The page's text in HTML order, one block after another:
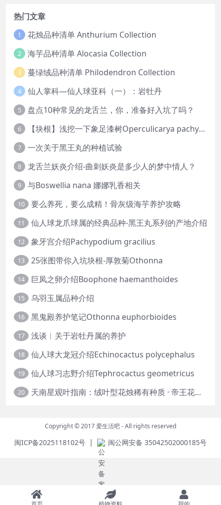
热门文章
1 花烛品种清单 Anthurium Collection
2 海芋品种清单 Alocasia Collection
3 蔓绿绒品种清单 Philodendron Collection
4 仙人掌科—仙人球亚科（一）：岩牡丹
5 盘点10种常见的龙舌兰，你，准备好入坑了吗？
6 【块根】浅挖一下象足漆树Operculicarya pachypus
7 一次关于黑王丸的种植试验
8 龙舌兰妖炎介绍-曲刺妖炎是多少人的梦中情人？
9 与Boswellia nana 娜娜乳香相关
10 要么养死，要么成精！骨灰级海芋养护攻略
11 仙人球龙爪球属的经典品种-黑王丸系列的产地介绍
12 象牙宫介绍Pachypodium gracilius
13 25张图带你入坑块根-厚敦菊Othonna
14 巨凤之卵介绍Boophone haemanthoides
15 乌羽玉属品种介绍
16 黑鬼殿养护笔记Othonna euphorbioides
17 浅谈︱关于岩牡丹属的养护
18 仙人球大龙冠介绍Echinocactus polycephalus
19 仙人球习志野介绍Tephrocactus geometricus
20 天南星观叶指南：绒叶型花烛稀有种质 · 帝王花烛等
Copyright © 2017爱生活吧- All rights reserved
闽ICP备2025118102号 | 闽公网安备 35042502000185号